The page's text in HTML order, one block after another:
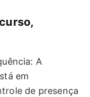
A
em
de presença